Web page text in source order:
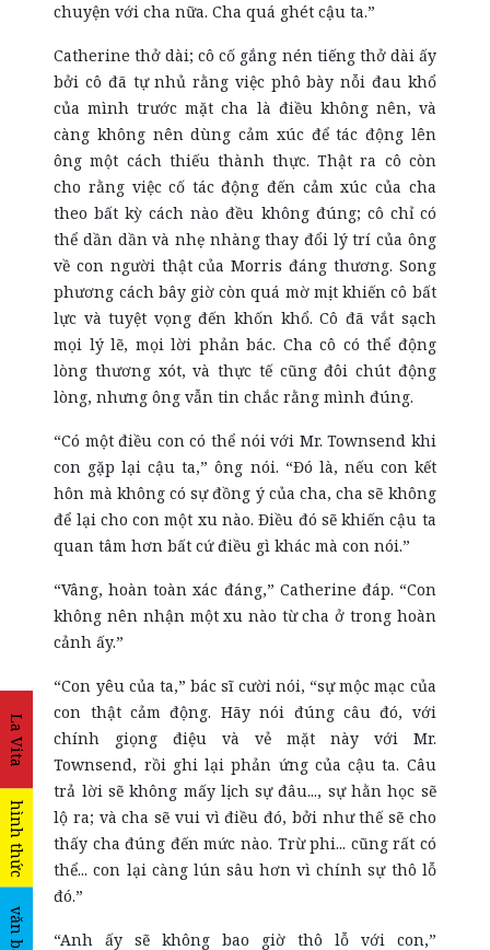
La Vita
hình thức
văn bản
chuyện với cha nữa. Cha quá ghét cậu ta.”
Catherine thở dài; cô cố gắng nén tiếng thở dài ấy
bởi cô đã tự nhủ rằng việc phô bày nỗi đau khổ
của mình trước mặt cha là điều không nên, và
càng không nên dùng cảm xúc để tác động lên
ông một cách thiếu thành thực. Thật ra cô còn
cho rằng việc cố tác động đến cảm xúc của cha
theo bất kỳ cách nào đều không đúng; cô chỉ có
thể dần dần và nhẹ nhàng thay đổi lý trí của ông
về con người thật của Morris đáng thương. Song
phương cách bây giờ còn quá mờ mịt khiến cô bất
lực và tuyệt vọng đến khốn khổ. Cô đã vắt sạch
mọi lý lẽ, mọi lời phản bác. Cha cô có thể động
lòng thương xót, và thực tế cũng đôi chút động
lòng, nhưng ông vẫn tin chắc rằng mình đúng.
“Có một điều con có thể nói với Mr. Townsend khi
con gặp lại cậu ta,” ông nói. “Đó là, nếu con kết
hôn mà không có sự đồng ý của cha, cha sẽ không
để lại cho con một xu nào. Điều đó sẽ khiến cậu ta
quan tâm hơn bất cứ điều gì khác mà con nói.”
“Vâng, hoàn toàn xác đáng,” Catherine đáp. “Con
không nên nhận một xu nào từ cha ở trong hoàn
cảnh ấy.”
“Con yêu của ta,” bác sĩ cười nói, “sự mộc mạc của
con thật cảm động. Hãy nói đúng câu đó, với
chính giọng điệu và vẻ mặt này với Mr.
Townsend, rồi ghi lại phản ứng của cậu ta. Câu
trả lời sẽ không mấy lịch sự đâu..., sự hằn học sẽ
lộ ra; và cha sẽ vui vì điều đó, bởi như thế sẽ cho
thấy cha đúng đến mức nào. Trừ phi... cũng rất có
thể... con lại càng lún sâu hơn vì chính sự thô lỗ
đó.”
“Anh ấy sẽ không bao giờ thô lỗ với con,”